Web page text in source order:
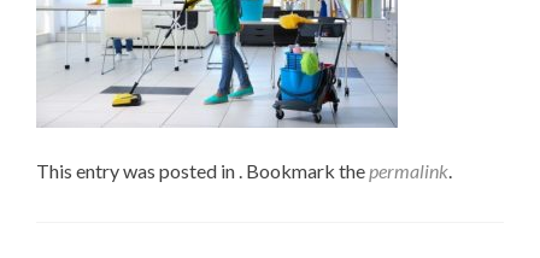
This entry was posted in . Bookmark thepermalink.